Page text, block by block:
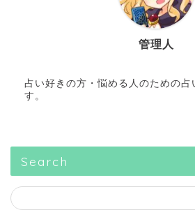
管理人
占い好きの方・悩める人のための占
す。
Search